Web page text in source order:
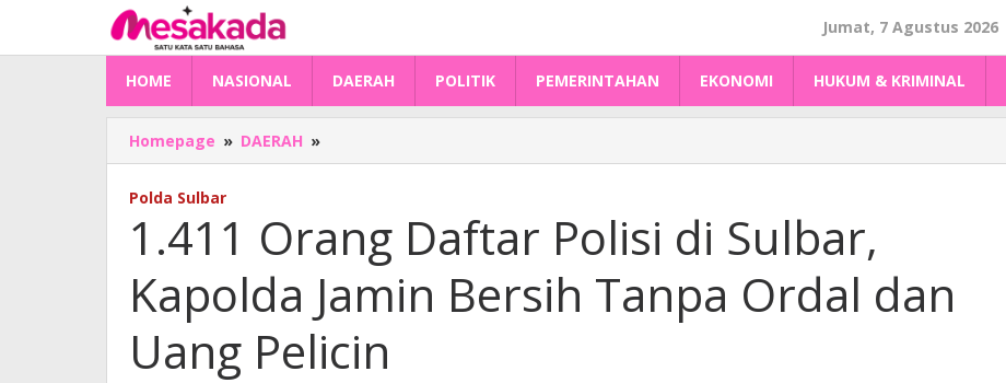
konten
Jumat, 7 Agustus 2026
HOME NASIONAL DAERAH POLITIK PEMERINTAHAN EKONOMI HUKUM & KRIMINAL
Homepage » DAERAH »
Orang
di
Sulbar,
Kapolda
Jamin
Bersih
Tanpa
Ordal
Polda Sulbar
1.411 Orang Daftar Polisi di Sulbar,
Kapolda Jamin Bersih Tanpa Ordal dan
Uang Pelicin